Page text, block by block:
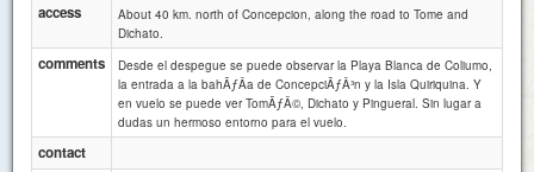
access
About 40 km. north of Concepcion, along the road to Tome and
Dichato.
comments
Desde el despegue se puede observar la Playa Blanca de Coliumo,
la entrada a la bahÃƒÂ­a de ConcepciÃƒÂ³n y la Isla Quiriquina. Y
en vuelo se puede ver TomÃƒÂ©, Dichato y Pingueral. Sin lugar a
dudas un hermoso entorno para el vuelo.
contact